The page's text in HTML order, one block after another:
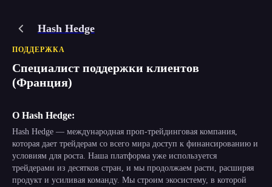
Hash Hedge
ПОДДЕРЖКА
Специалист поддержки клиентов
(Франция)
О Hash Hedge:
Hash Hedge — международная проп-трейдинговая компания,
которая дает трейдерам со всего мира доступ к финансированию и
условиям для роста. Наша платформа уже используется
трейдерами из десятков стран, и мы продолжаем расти, расширяя
продукт и усиливая команду. Мы строим экосистему, в которой